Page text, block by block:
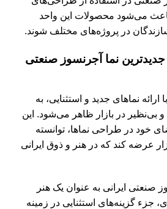
باعث می‌شود محصولات این واحد
در پروژه‌های مختلف شوند.
جدیدترین نما آجرنسوز صنعتی
ارائه نماهای جدید و استثنایی، به
و بی‌نظیر در بازار ظاهر می‌شود. این
خود در طراحی نماها، توانسته
عرضه کند که در هنر و ذوق ایرانی
صنعتی ایرانی به عنوان یک هنر
جزء گزینه‌های استثنایی در زمینه